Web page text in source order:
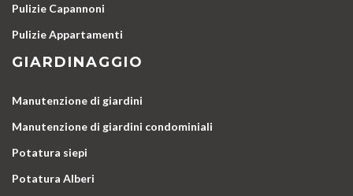
Pulizie Capannoni
Pulizie Appartamenti
GIARDINAGGIO
Manutenzione di giardini
Manutenzione di giardini condominiali
Potatura siepi
Potatura Alberi